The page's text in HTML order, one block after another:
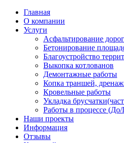
Главная
О компании
Услуги
Асфальтирование дорог
Бетонирование
Благоустройство
Выкопка котлованов
Демонтажные работы
Копка траншей,
Кровельные работы
Укладка
Работы в процессе
Наши проекты
Информация
Отзывы